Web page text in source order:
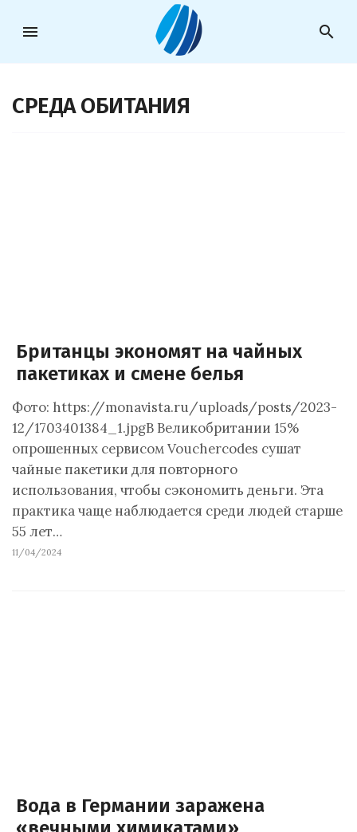
menu search
СРЕДА ОБИТАНИЯ
Британцы экономят на чайных
пакетиках и смене белья
Фото: https://monavista.ru/uploads/posts/2023-
12/1703401384_1.jpgВ Великобритании 15%
опрошенных сервисом Vouchercodes сушат
чайные пакетики для повторного
использования, чтобы сэкономить деньги. Эта
практика чаще наблюдается среди людей старше
55 лет…
11/04/2024
Вода в Германии заражена